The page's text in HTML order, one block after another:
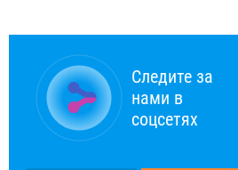
Следите за
нами в
соцсетях